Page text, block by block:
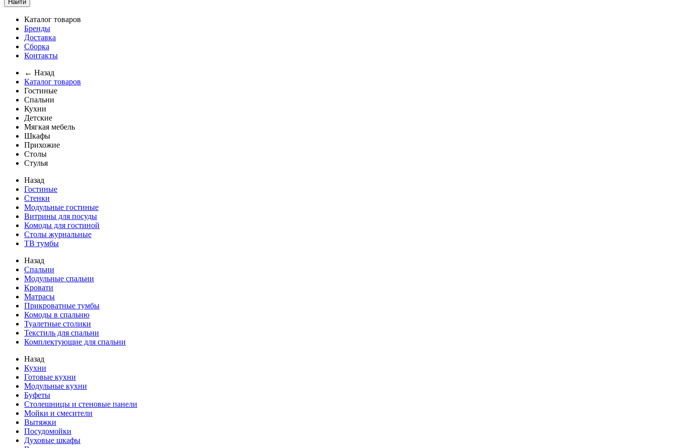
Найти
Каталог товаров
Бренды
Доставка
Сборка
Контакты
← Назад
Каталог товаров
Гостиные
Спальни
Кухни
Детские
Мягкая мебель
Шкафы
Прихожие
Столы
Стулья
Назад
Гостиные
Стенки
Модульные гостиные
Витрины для посуды
Комоды для гостиной
Столы журнальные
ТВ тумбы
Назад
Спальни
Модульные спальни
Кровати
Матрасы
Прикроватные тумбы
Комоды в спальню
Туалетные столики
Текстиль для спальни
Комплектующие для спальни
Назад
Кухни
Готовые кухни
Модульные кухни
Буфеты
Столешницы и стеновые панели
Мойки и смесители
Вытяжки
Посудомойки
Духовые шкафы